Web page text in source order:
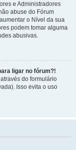
e Administradores
abuse do Fórum
o Nível da sua
podem tomar alguma
abusivas.
ligar no fórum?!
do formulário
Isso evita o uso